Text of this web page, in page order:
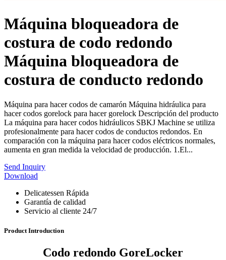
Máquina bloqueadora de
costura de codo redondo
Máquina bloqueadora de
costura de conducto redondo
Máquina para hacer codos de camarón Máquina hidráulica para
hacer codos gorelock para hacer gorelock Descripción del producto
La máquina para hacer codos hidráulicos SBKJ Machine se utiliza
profesionalmente para hacer codos de conductos redondos. En
comparación con la máquina para hacer codos eléctricos normales,
aumenta en gran medida la velocidad de producción. 1.El...
Send Inquiry
Download
Delicatessen Rápida
Garantía de calidad
Servicio al cliente 24/7
Product Introduction
Codo redondo GoreLocker